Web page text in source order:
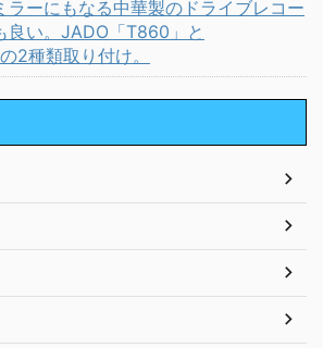
ラーにもなる中華製のドライブレコー
良い。JADO「T860」と
2種類取り付け。